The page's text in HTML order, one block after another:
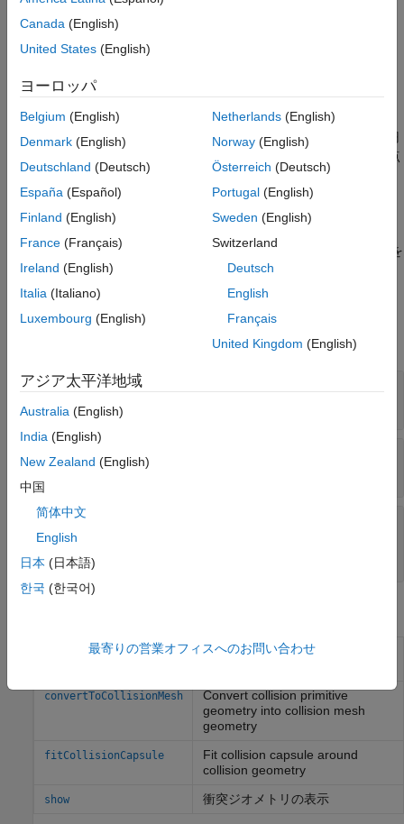
拡張機能
バージョン履歴
構文
CYL = collisionCylinder(Radius,Length)
CYL = collisionCylinder(
CYL = collisionCylinder(Radius,Length)は、指定された
RadiusとLength
をもつ円柱型の衝突ジオメトリを作成します。
円柱は、自身のボディ固定座標系に軸を揃えて配置されます。円
軸に沿って配置されます。ボディ固定座標系の原点
は円柱の中心にあります。
例
CYL = collisionCylinder( ,Pose= )は、ワールド座標系を
基準にして円柱の
プロパティをposeに設定します。
プロパティ
Radius—半径
正のスカラー
Length — 長さ
非負のスカラー
Pose
eye(4)
se3オブジェクト
checkCollision
2 つのジオメトリが衝突している
convertToCollisionMesh
Convert collision primitive
geometry into collision mesh
geometry
fitCollisionCapsule
Fit collision capsule around
collision geometry
show 衝突ジオメトリの表示
Canada (English)
United States (English)
ヨーロッパ
Belgium (English)
Denmark (English)
Deutschland (Deutsch)
España (Español)
Finland (English)
France (Français)
Ireland (English)
Italia (Italiano)
Luxembourg (English)
Netherlands(English)
Norway(English)
Österreich (Deutsch)
Portugal(English)
Sweden (English)
Switzerland
Deutsch
English
Français
United Kingdom (English)
アジア太平洋地域
Australia (English)
India (English)
New Zealand (English)
中国
简体中文
English
日本 (日本語)
한국 (한국어)
最寄りの営業オフィスへのお問い合わせ